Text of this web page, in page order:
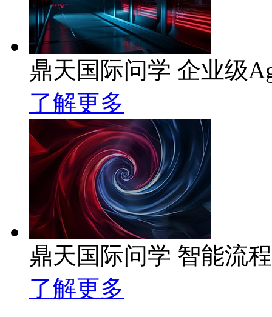
鼎天国际问学 企业级
了解更多
鼎天国际问学 智能流
了解更多